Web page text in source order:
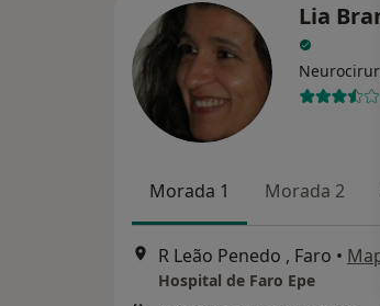
Lia
Morada 1 Morada 2
R Leão Penedo , Faro •
Hospital de Faro Epe